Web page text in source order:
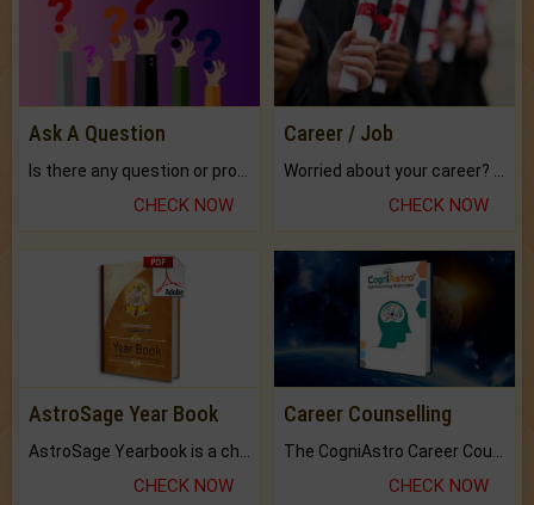
Ask A Question
CHECK NOW
Career / Job
CHECK NOW
AstroSage Year Book
CHECK NOW
Career Counselling
CHECK NOW